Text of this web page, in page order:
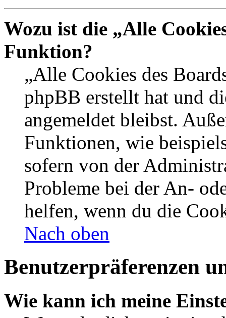
Wozu ist die „Alle
Funktion?
„Alle Cookies des
phpBB erstellt hat und
angemeldet bleibst.
Funktionen, wie
sofern von der
Probleme bei der An-
helfen, wenn du die
Nach oben
Benutzerpräferenzen
Wie kann ich meine